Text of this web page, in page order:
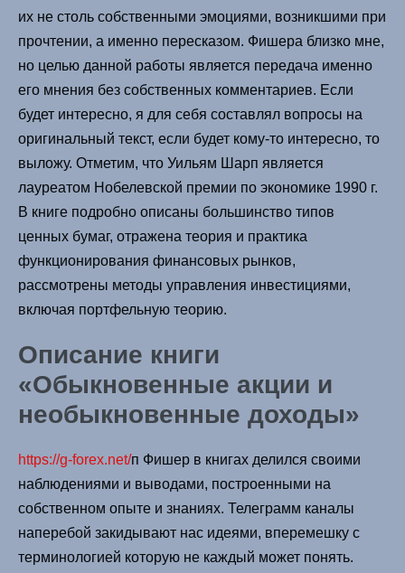
их не столь собственными эмоциями, возникшими при
прочтении, а именно пересказом. Фишера близко мне,
но целью данной работы является передача именно
его мнения без собственных комментариев. Если
будет интересно, я для себя составлял вопросы на
оригинальный текст, если будет кому-то интересно, то
выложу. Отметим, что Уильям Шарп является
лауреатом Нобелевской премии по экономике 1990 г.
В книге подробно описаны большинство типов
ценных бумаг, отражена теория и практика
функционирования финансовых рынков,
рассмотрены методы управления инвестициями,
включая портфельную теорию.
Описание книги
«Обыкновенные акции и
необыкновенные доходы»
https://g-forex.net/п Фишер в книгах делился своими
наблюдениями и выводами, построенными на
собственном опыте и знаниях. Телеграмм каналы
наперебой закидывают нас идеями, вперемешку с
терминологией которую не каждый может понять.